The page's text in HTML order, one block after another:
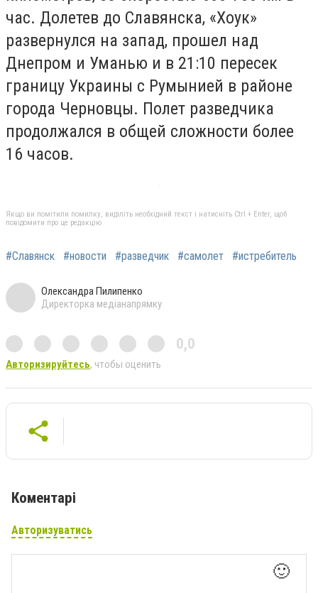
час. Долетев до Славянска, «Хоук»
развернулся на запад, прошел над
Днепром и Уманью и в 21:10 пересек
границу Украины с Румынией в районе
города Черновцы. Полет разведчика
продолжался в общей сложности более
16 часов.
Якщо ви помітили помилку, виділіть необхідний текст і натисніть Ctrl + Enter, щоб
повідомити про це редакцію
#Славянск #новости #разведчик #самолет #истребитель
Олександра Пилипенко
Директорка медіанапрямку
0,0
Авторизируйтесь, чтобы оценить
Коментарі
Авторизуватись
🙂